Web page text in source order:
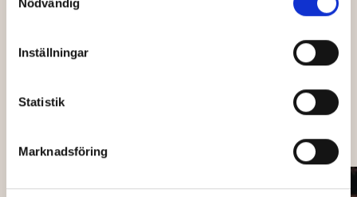
Inställningar
Statistik
Marknadsföring
OCKSÅ PÅ CAPITOL